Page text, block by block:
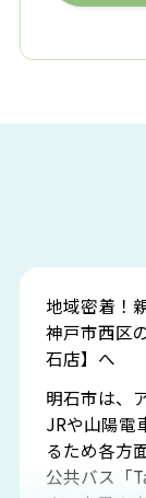
地域密着！
神戸市西区
石店】へ
明石市は、
JRや山陽電
るため各方
公共バス「